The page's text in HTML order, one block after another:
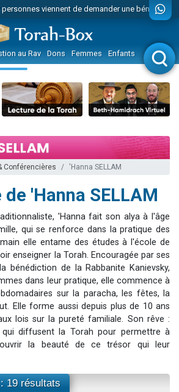
Il reste 49 places pour étudier en groupe sur Zoom
23 personnes viennent de faire un don pour Diane, 80 ans, dans un appartement insalubre
vient de donner son Maasser
4 personnes viennent de nous rejoindre sur WhatsApp
3 personnes viennent de nous rejoindre sur WhatsApp
vient de donner son Maasser
3 personnes viennent de faire un don pour 5 jours de vacances aux Orphelins
2 personnes viennent de nous rejoindre sur WhatsApp
Il reste 49 places pour étudier en groupe sur Zoom
12 nouvelles musiques dans Torah-Box Music
3 personnes viennent de nous rejoindre sur WhatsApp
2 personnes viennent de nous rejoindre sur WhatsApp
3 personnes viennent de nous rejoindre sur WhatsApp
2 nouvelles musiques dans Torah-Box Music
8 personnes viennent de faire un don pour Tsédaka : pauvres d'Israel
au Rav Dons Femmes Enfants Etude sur
Conférencières 'Hanna SELLAM
'Hanna SELLAM
'Hanna fait son alya à l'âge
qui se renforce dans la pratique des
elle entame des études à l'école de
enseigner la Torah. Encouragée par ses
bénédiction de la Rabbanite Kanievsky,
dans leur pratique, elle commence à
sur la paracha, les fêtes, la
Elle forme aussi depuis plus de 10 ans
lois sur la pureté familiale. Son rêve :
diffusent la Torah pour permettre à
la beauté de ce trésor qui leur
19 résultats